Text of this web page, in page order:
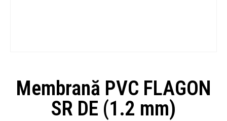
Membrană PVC FLAGON
SR DE (1.2 mm)